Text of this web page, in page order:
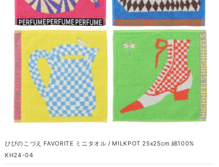
ひびのこづえ FAVORITE ミニタオル / MILKPOT 25x25cm 綿100%
KH24-04